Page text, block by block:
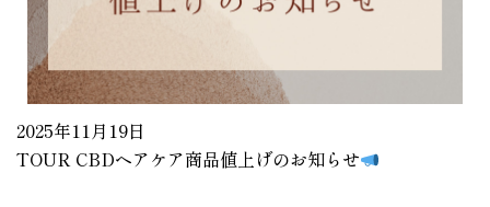
2025年11月19日
TOUR CBDヘアケア商品値上げのお知らせ